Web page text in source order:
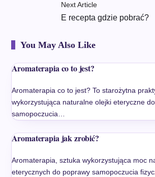
Next Article
E recepta gdzie pobrać?
You May Also Like
Aromaterapia co to jest?
Aromaterapia co to jest? To starożytna
wykorzystująca naturalne olejki eteryczne
samopoczucia…
Aromaterapia jak zrobić?
Aromaterapia, sztuka wykorzystująca moc
eterycznych do poprawy samopoczucia